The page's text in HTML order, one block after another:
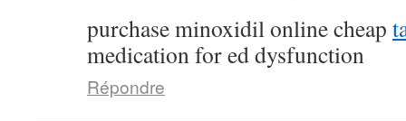
purchase minoxidil online cheap
medication for ed dysfunction
Répondre